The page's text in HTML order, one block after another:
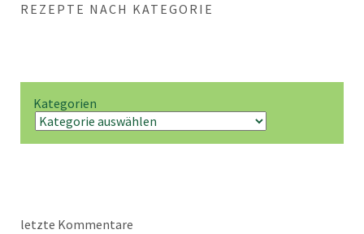
REZEPTE NACH KATEGORIE
Kategorien
letzte Kommentare